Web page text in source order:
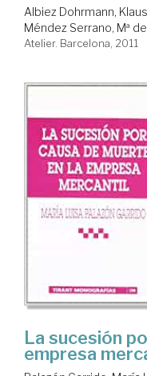
Albiez Dohrmann,
Méndez Serrano, Mª
Atelier. Barcelona, 2011
La sucesión
empresa